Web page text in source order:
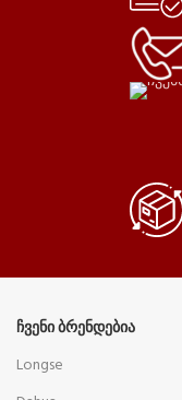
ᲩᲕᲔᲜᲘ ᲑᲠᲔᲜᲓᲔᲑᲘᲐ
Longse